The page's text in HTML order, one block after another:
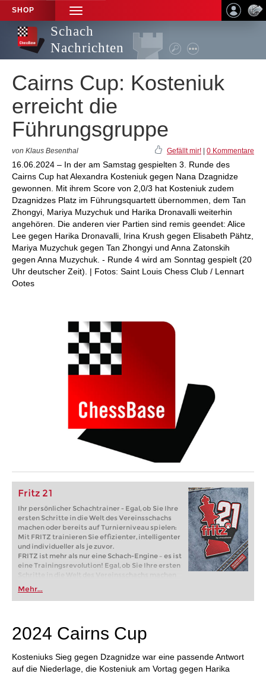
SHOP
TOGGLE
NAVIGATION
Schach
Nachrichten
Cairns Cup: Kosteniuk
erreicht die
Führungsgruppe
von Klaus Besenthal Gefällt mir! 0 Kommentare
16.06.2024 – In der am Samstag gespielten 3. Runde des
Cairns Cup hat Alexandra Kosteniuk gegen Nana Dzagnidze
gewonnen. Mit ihrem Score von 2,0/3 hat Kosteniuk zudem
Dzagnidzes Platz im Führungsquartett übernommen, dem Tan
Zhongyi, Mariya Muzychuk und Harika Dronavalli weiterhin
angehören. Die anderen vier Partien sind remis geendet: Alice
Lee gegen Harika Dronavalli, Irina Krush gegen Elisabeth Pähtz,
Mariya Muzychuk gegen Tan Zhongyi und Anna Zatonskih
gegen Anna Muzychuk. - Runde 4 wird am Sonntag gespielt (20
Uhr deutscher Zeit). | Fotos: Saint Louis Chess Club / Lennart
Ootes
Fritz 21
Ihr persönlicher Schachtrainer - Egal, ob Sie Ihre
ersten Schritte in die Welt des Vereinsschachs
machen oder bereits auf Turnierniveau spielen:
Mit FRITZ trainieren Sie effizienter, intelligenter
und individueller als je zuvor.
FRITZ ist mehr als nur eine Schach-Engine – es ist
eine Trainingsrevolution! Egal, ob Sie Ihre ersten
Schritte in die Welt des Vereinsschachs machen
oder bereits auf Turnierniveau spielen: Mit
FRITZ trainieren Sie effizienter, intelligenter und
individueller als je zuvor.
Mehr...
2024 Cairns Cup
Kosteniuks Sieg gegen Dzagnidze war eine passende Antwort
auf die Niederlage, die Kosteniuk am Vortag gegen Harika